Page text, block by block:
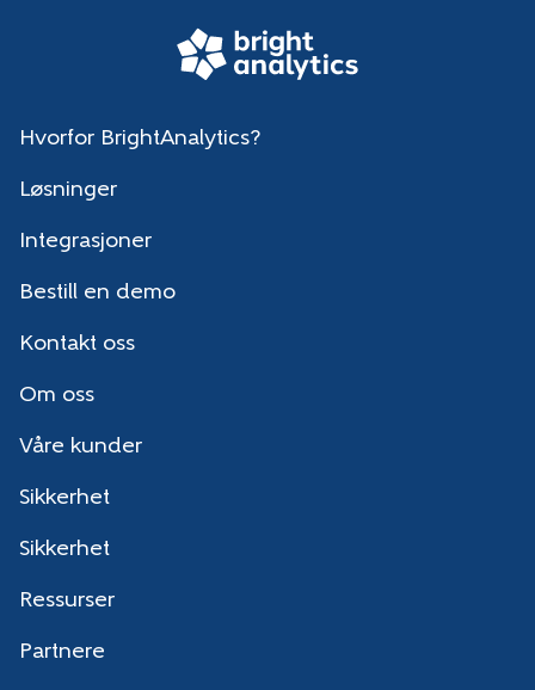
Hvorfor BrightAnalytics?
Løsninger
Integrasjoner
Bestill en demo
Kontakt oss
Om oss
Våre kunder
Sikkerhet
Sikkerhet
Ressurser
Partnere